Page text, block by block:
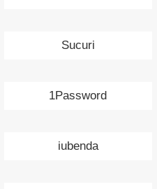
Sucuri
1Password
iubenda